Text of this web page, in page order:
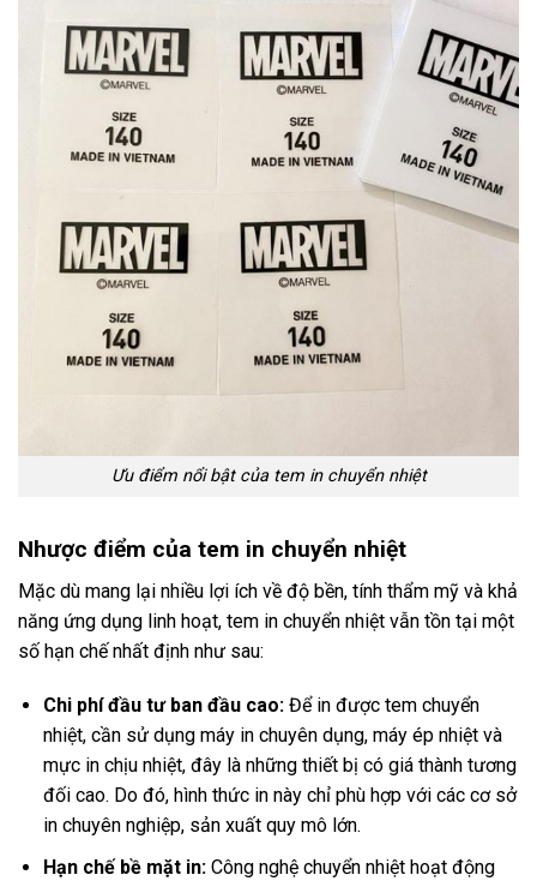
Ưu điểm nổi bật của tem in chuyển nhiệt
Nhược điểm của tem in chuyển nhiệt
Mặc dù mang lại nhiều lợi ích về độ bền, tính thẩm mỹ và khả
năng ứng dụng linh hoạt, tem in chuyển nhiệt vẫn tồn tại một
số hạn chế nhất định như sau:
Chi phí đầu tư ban đầu cao:Để in được tem chuyển
nhiệt, cần sử dụng máy in chuyên dụng, máy ép nhiệt và
mực in chịu nhiệt, đây là những thiết bị có giá thành tương
đối cao. Do đó, hình thức in này chỉ phù hợp với các cơ sở
in chuyên nghiệp, sản xuất quy mô lớn.
Hạn chế bề mặt in: Công nghệ chuyển nhiệt hoạt động